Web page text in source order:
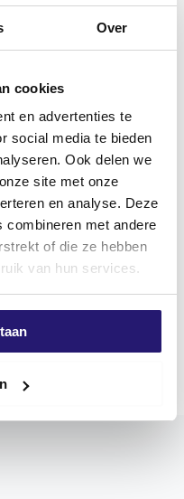
Over
cookies
en advertenties te
social media te bieden
Ook delen we
site met onze
en analyse. Deze
combineren met andere
of die ze hebben
van hun services.
schroeven hebben
unieke schroef in de
en specifieke
kleinere spoed om
wordende spoed,
generation is gericht